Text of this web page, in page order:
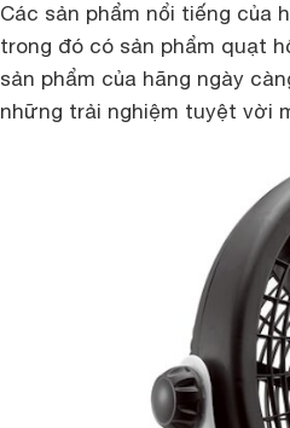
Các sản phẩm nổi tiếng của
trong đó có sản phẩm quạt
sản phẩm của hãng ngày
những trải nghiệm tuyệt vời